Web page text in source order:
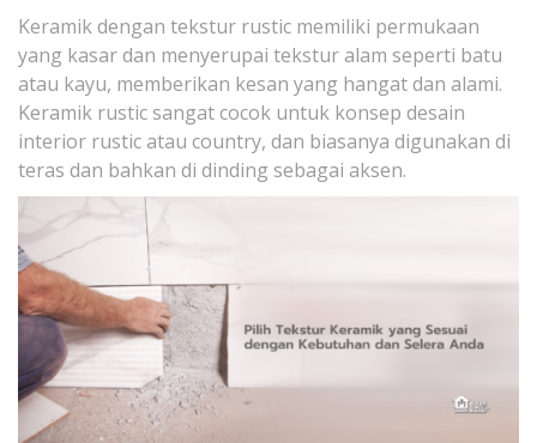
Keramik dengan tekstur rustic memiliki permukaan
yang kasar dan menyerupai tekstur alam seperti batu
atau kayu, memberikan kesan yang hangat dan alami.
Keramik rustic sangat cocok untuk konsep desain
interior rustic atau country, dan biasanya digunakan di
teras dan bahkan di dinding sebagai aksen.